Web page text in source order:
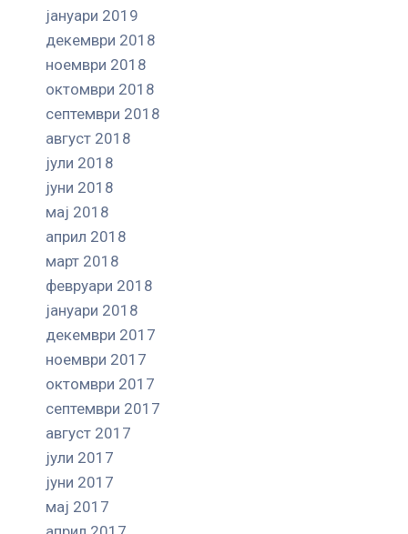
јануари 2019
декември 2018
ноември 2018
октомври 2018
септември 2018
август 2018
јули 2018
јуни 2018
мај 2018
април 2018
март 2018
февруари 2018
јануари 2018
декември 2017
ноември 2017
октомври 2017
септември 2017
август 2017
јули 2017
јуни 2017
мај 2017